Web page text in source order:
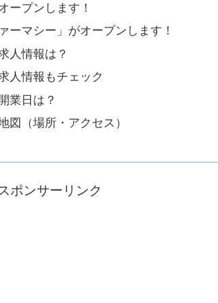
ープンします！
ーマシー」がオープンします！
人情報は？
人情報もチェック
業日は？
図（場所・アクセス）
スポンサーリンク